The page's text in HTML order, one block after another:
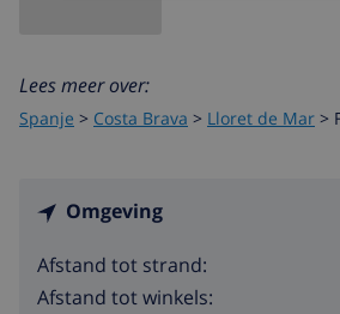
Lees meer over:
Spanje > Costa Brava > Lloret de Mar >
Omgeving
Afstand tot strand:
Afstand tot winkels: